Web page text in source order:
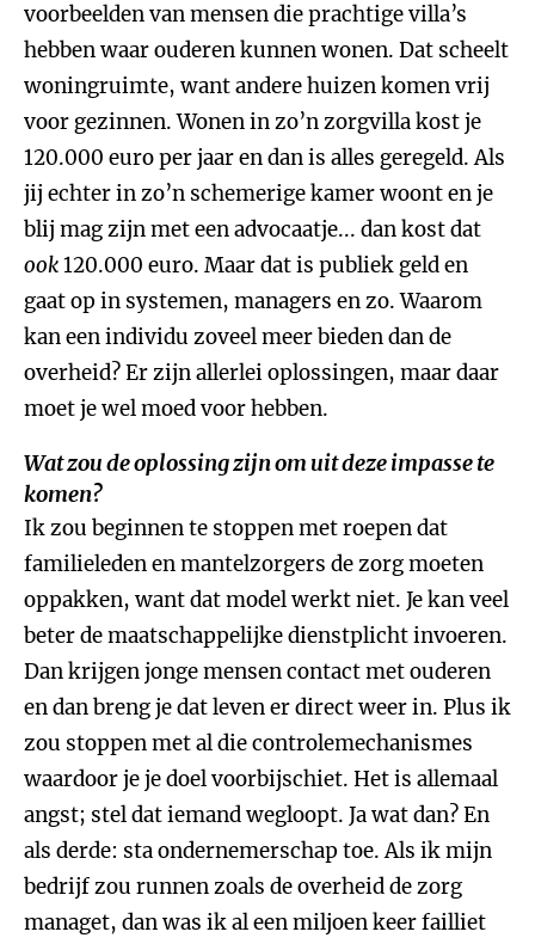
voorbeelden van mensen die prachtige villa’s
hebben waar ouderen kunnen wonen. Dat scheelt
woningruimte, want andere huizen komen vrij
voor gezinnen. Wonen in zo’n zorgvilla kost je
120.000 euro per jaar en dan is alles geregeld. Als
jij echter in zo’n schemerige kamer woont en je
blij mag zijn met een advocaatje... dan kost dat
ook120.000 euro. Maar dat is publiek geld en
gaat op in systemen, managers en zo. Waarom
kan een individu zoveel meer bieden dan de
overheid? Er zijn allerlei oplossingen, maar daar
moet je wel moed voor hebben.
Wat zou de oplossing zijn om uit deze impasse te
komen?
Ik zou beginnen te stoppen met roepen dat
familieleden en mantelzorgers de zorg moeten
oppakken, want dat model werkt niet. Je kan veel
beter de maatschappelijke dienstplicht invoeren.
Dan krijgen jonge mensen contact met ouderen
en dan breng je dat leven er direct weer in. Plus ik
zou stoppen met al die controlemechanismes
waardoor je je doel voorbijschiet. Het is allemaal
angst; stel dat iemand wegloopt. Ja wat dan? En
als derde: sta ondernemerschap toe. Als ik mijn
bedrijf zou runnen zoals de overheid de zorg
managet, dan was ik al een miljoen keer failliet